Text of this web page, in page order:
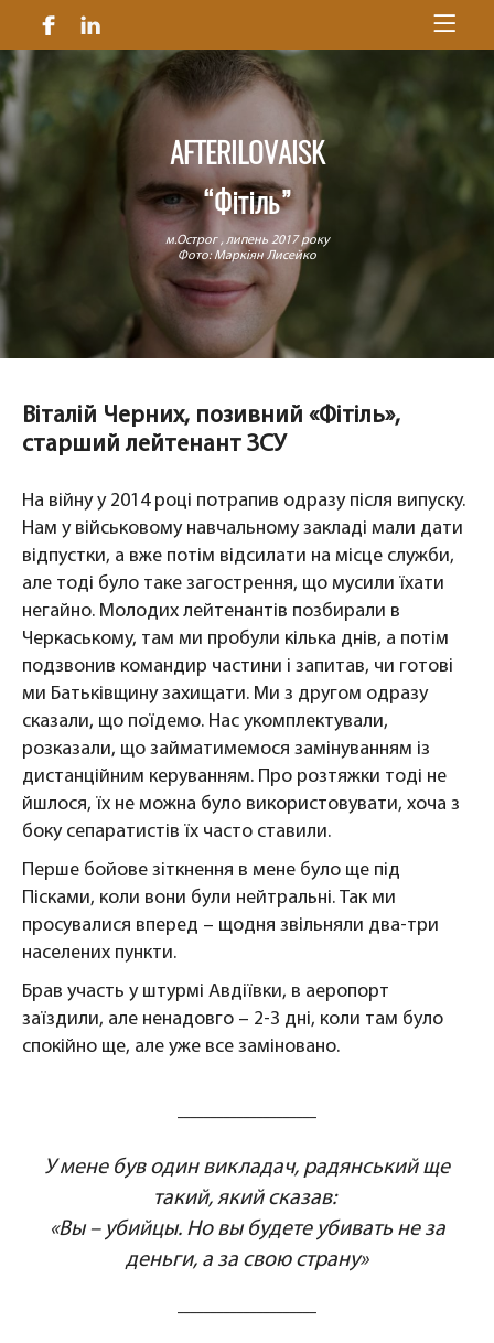
AFTERILOVAISK
“Фітіль”
м.Острог , липень 2017 року
Фото: Маркіян Лисейко
Віталій Черних, позивний «Фітіль»,
старший лейтенант ЗСУ
На війну у 2014 році потрапив одразу після випуску.
Нам у військовому навчальному закладі мали дати
відпустки, а вже потім відсилати на місце служби,
але тоді було таке загострення, що мусили їхати
негайно. Молодих лейтенантів позбирали в
Черкаському, там ми пробули кілька днів, а потім
подзвонив командир частини і запитав, чи готові
ми Батьківщину захищати. Ми з другом одразу
сказали, що поїдемо. Нас укомплектували,
розказали, що займатимемося замінуванням із
дистанційним керуванням. Про розтяжки тоді не
йшлося, їх не можна було використовувати, хоча з
боку сепаратистів їх часто ставили.
Перше бойове зіткнення в мене було ще під
Пісками, коли вони були нейтральні. Так ми
просувалися вперед – щодня звільняли два-три
населених пункти.
Брав участь у штурмі Авдіївки, в аеропорт
заїздили, але ненадовго – 2-3 дні, коли там було
спокійно ще, але уже все заміновано.
У мене був один викладач, радянський ще
такий, який сказав:
«Вы – убийцы. Но вы будете убивать не за
деньги, а за свою страну»